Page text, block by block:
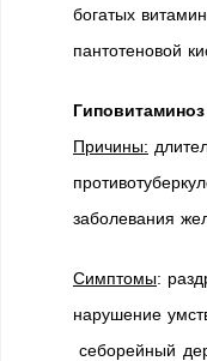
богатых
пантотеновой
Причины:
заболевания
Симптомы:
нарушение
себорейный